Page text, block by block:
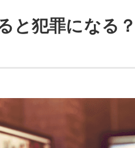
と犯罪になる